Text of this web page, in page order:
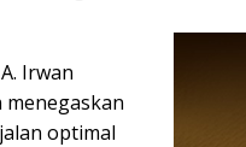
Irwan
menegaskan
optimal